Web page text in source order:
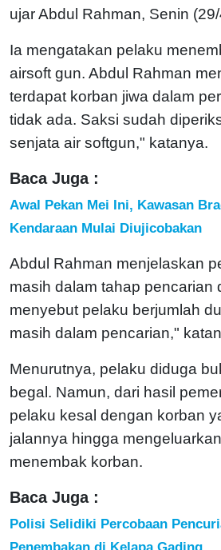
ujar Abdul Rahman, Senin
Ia mengatakan pelaku
airsoft gun. Abdul Rahman
terdapat korban jiwa dalam
tidak ada. Saksi sudah
senjata air softgun," katanya.
Baca Juga :
Awal Pekan Mei Ini, Kawasan
Kendaraan Mulai Diujicobakan
Abdul Rahman menjelaskan
masih dalam tahap pencarian
menyebut pelaku berjumlah
masih dalam pencarian,"
Menurutnya, pelaku diduga
begal. Namun, dari hasil
pelaku kesal dengan korban
jalannya hingga
menembak korban.
Baca Juga :
Polisi Selidiki Percobaan
Penembakan di Kelapa Gading